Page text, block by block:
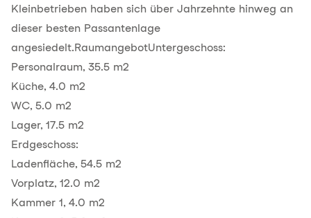
Kleinbetrieben haben sich über Jahrzehnte hinweg an
dieser besten Passantenlage
angesiedelt.RaumangebotUntergeschoss:
Personalraum, 35.5 m2
Küche, 4.0 m2
WC, 5.0 m2
Lager, 17.5 m2
Erdgeschoss:
Ladenfläche, 54.5 m2
Vorplatz, 12.0 m2
Kammer 1, 4.0 m2